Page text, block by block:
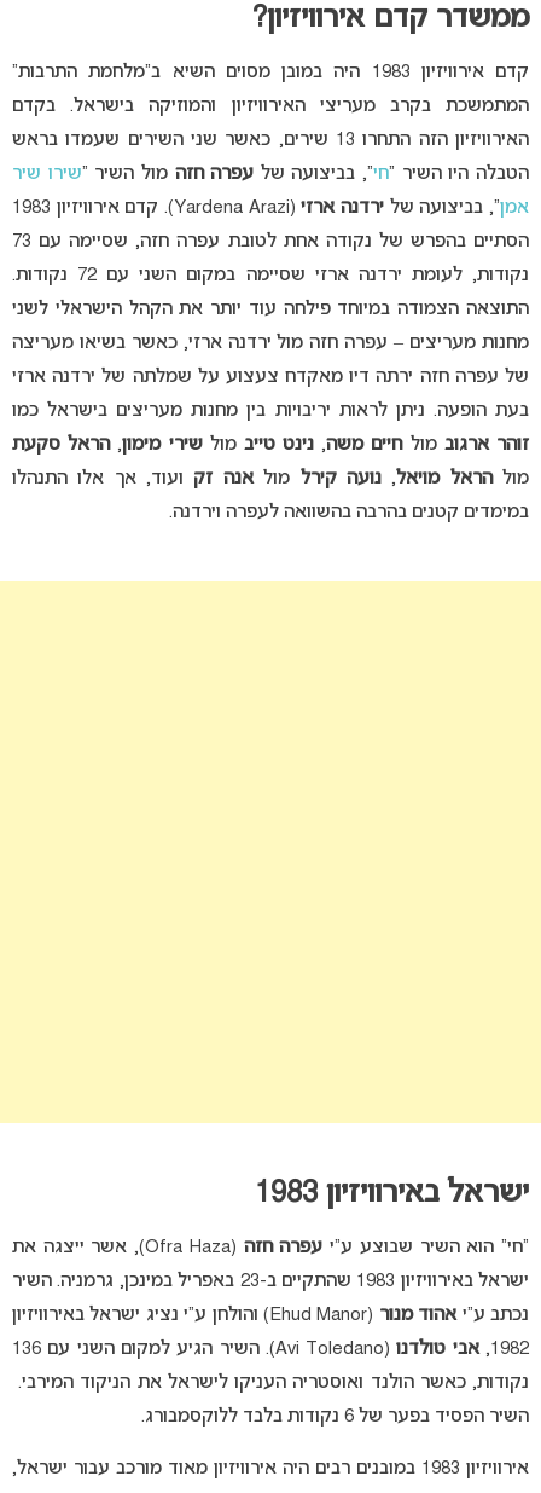
ממשדר קדם אירוויזיון?
קדם אירוויזיון 1983 היה במובן מסוים השיא ב”מלחמת התרבות”
המתמשכת בקרב מעריצי האירוויזיון והמוזיקה בישראל. בקדם
האירוויזיון הזה התחרו 13 שירים, כאשר שני השירים שעמדו בראש
הטבלה היו השיר “חי“, בביצועה של עפרה חזה מול השיר “שירו שיר
אמן“, בביצועה של ירדנה ארזי
(Yardena Arazi). קדם אירוויזיון 1983
הסתיים בהפרש של נקודה אחת לטובת עפרה חזה, שסיימה עם 73
נקודות, לעומת ירדנה ארזי שסיימה במקום השני עם 72 נקודות.
התוצאה הצמודה במיוחד פילחה עוד יותר את הקהל הישראלי לשני
מחנות מעריצים – עפרה חזה מול ירדנה ארזי, כאשר בשיאו מעריצה
של עפרה חזה ירתה דיו מאקדח צעצוע על שמלתה של ירדנה ארזי
בעת הופעה. ניתן לראות יריבויות בין מחנות מעריצים בישראל כמו
זוהר ארגוב מולחיים משה, נינט טייב מולשירי מימון,הראל סקעת
מולהראל מויאל,נועה קירל מולאנה זק ועוד, אך אלו התנהלו
במימדים קטנים בהרבה בהשוואה לעפרה וירדנה.
ישראל באירוויזיון 1983
“חי” הוא השיר שבוצע ע”י עפרה חזה
(Ofra Haza), אשר ייצגה את
ישראל באירוויזיון 1983 שהתקיים ב-23 באפריל במינכן, גרמניה. השיר
נכתב ע”יאהוד מנור
(Ehud Manor) והולחן ע”י נציג ישראל באירוויזיון
1982,
אבי טולדנו
(Avi Toledano). השיר הגיע למקום השני עם 136
נקודות, כאשר הולנד ואוסטריה העניקו לישראל את הניקוד המירבי.
השיר הפסיד בפער של 6 נקודות בלבד ללוקסמבורג.
אירוויזיון 1983 במובנים רבים היה אירוויזיון מאוד מורכב עבור ישראל,